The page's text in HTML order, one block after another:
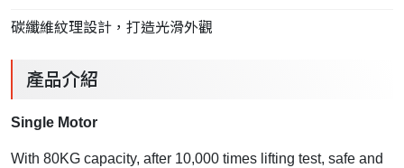
碳纖維紋理設計，打造光滑外觀
產品介紹
Single Motor
With 80KG capacity, after 10,000 times lifting test, safe and